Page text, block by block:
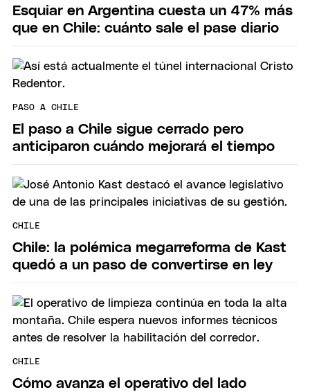
Esquiar en Argentina cuesta un 47% más
que en Chile: cuánto sale el pase diario
PASO A CHILE
El paso a Chile sigue cerrado pero
anticiparon cuándo mejorará el tiempo
CHILE
Chile: la polémica megarreforma de Kast
quedó a un paso de convertirse en ley
CHILE
Cómo avanza el operativo del lado